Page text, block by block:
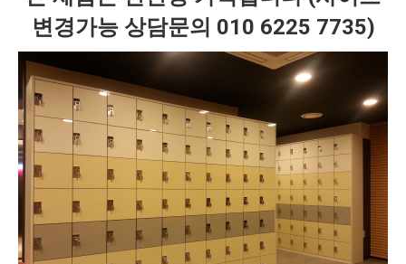
변경가능 상담문의 010 6225 7735)